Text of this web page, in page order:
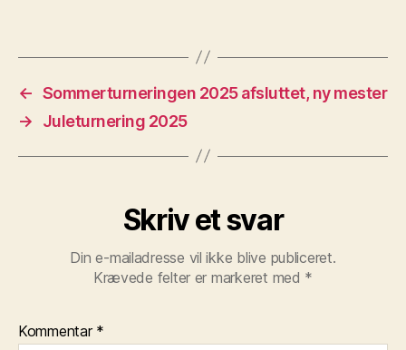
← Sommerturneringen 2025 afsluttet, ny mester
→
Juleturnering 2025
Skriv et svar
Din e-mailadresse vil ikke blive publiceret.
Krævede felter er markeret med *
Kommentar *